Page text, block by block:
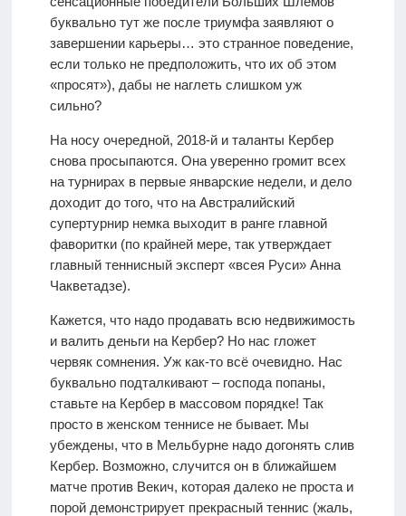
буквально тут же после триумфа заявляют о
завершении карьеры… это странное поведение,
если только не предположить, что их об этом
«просят»), дабы не наглеть слишком уж
сильно?
На носу очередной, 2018-й и таланты Кербер
снова просыпаются. Она уверенно громит всех
на турнирах в первые январские недели, и дело
доходит до того, что на Австралийский
супертурнир немка выходит в ранге главной
фаворитки (по крайней мере, так утверждает
главный теннисный эксперт «всея Руси» Анна
Чакветадзе).
Кажется, что надо продавать всю недвижимость
и валить деньги на Кербер? Но нас гложет
червяк сомнения. Уж как-то всё очевидно. Нас
буквально подталкивают – господа попаны,
ставьте на Кербер в массовом порядке! Так
просто в женском теннисе не бывает. Мы
убеждены, что в Мельбурне надо догонять слив
Кербер. Возможно, случится он в ближайшем
матче против Векич, которая далеко не проста и
порой демонстрирует прекрасный теннис (жаль,